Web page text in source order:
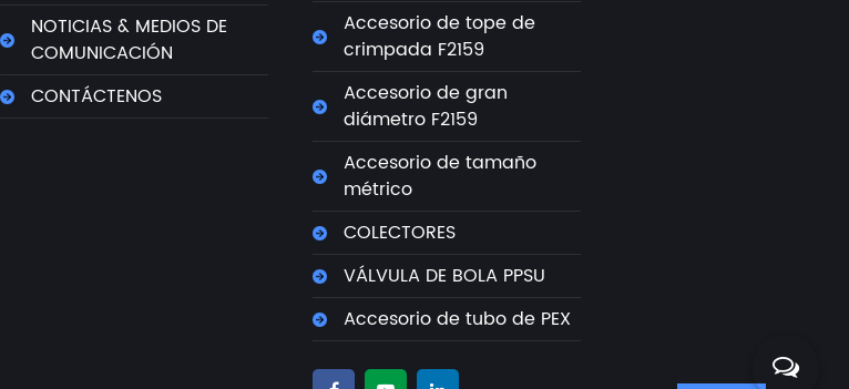
NOTICIAS & MEDIOS DE
COMUNICACIÓN
CONTÁCTENOS
Accesorio de tope de
crimpada F2159
Accesorio de gran
diámetro F2159
Accesorio de tamaño
métrico
COLECTORES
VÁLVULA DE BOLA PPSU
Accesorio de tubo de PEX